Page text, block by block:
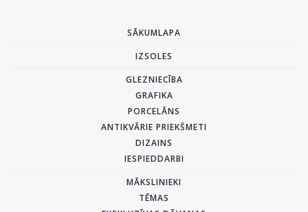
SĀKUMLAPA
IZSOLES
GLEZNIECĪBA
GRAFIKA
PORCELĀNS
ANTIKVĀRIE PRIEKŠMETI
DIZAINS
IESPIEDDARBI
MĀKSLINIEKI
TĒMAS